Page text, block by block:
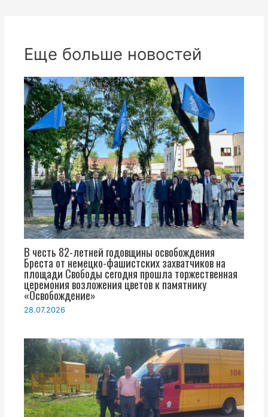
Еще больше новостей
В честь 82-летней годовщины освобождения
Бреста от немецко-фашистских захватчиков на
площади Свободы сегодня прошла торжественная
церемония возложения цветов к памятнику
«Освобождение»
28.07.2026